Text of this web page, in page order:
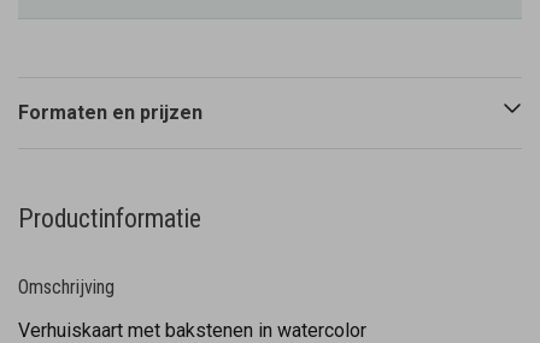
Formaten en prijzen
Productinformatie
Omschrijving
Verhuiskaart met bakstenen in watercolor